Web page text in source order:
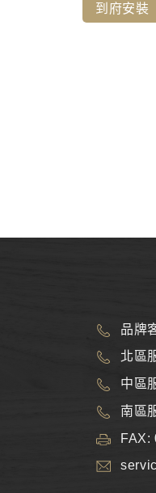
到府安裝
品牌
北區
中區
南區
FAX: